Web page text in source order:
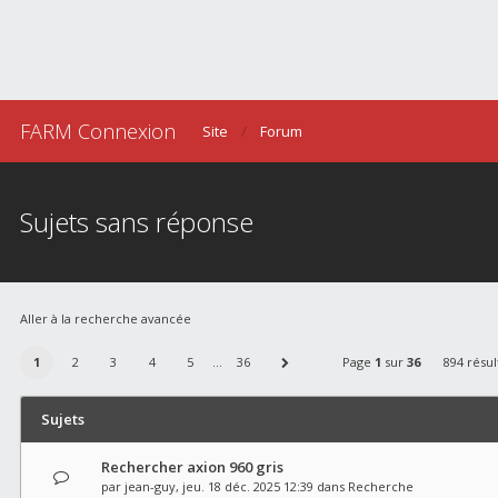
FARM Connexion Site Forum
Sujets sans réponse
Aller à la recherche avancée
1 2 3 4 5 … 36 Page 1 sur 36 894
Sujets
Rechercher axion 960 gris
par jean-guy, jeu. 18 déc. 2025 12:39 dans Recherche